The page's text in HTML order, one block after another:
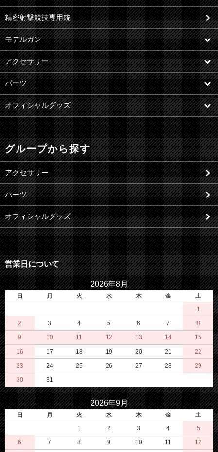
精密射撃競技専用銃
モデルガン
アクセサリー
パーツ
オフィシャルグッズ
グループから探す
アクセサリー
パーツ
オフィシャルグッズ
営業日について
2026年8月
日 月 火 水 木 金
土
1
2 3 4 5 6 7 8
9 10 11 12 13 14 15
16 17 18 19 20 21 22
23 24 25 26 27 28 29
30 31
2026年9月
日 月 火 水 木 金
土
1
2 3 4 5
6 7 8 9 10 11 12